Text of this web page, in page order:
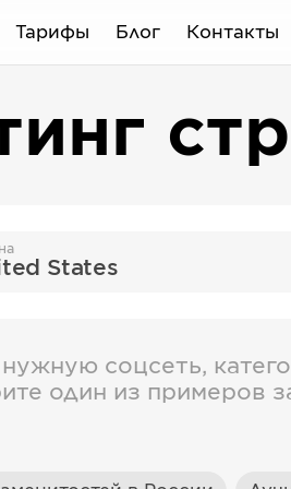
Тарифы Блог Контакты
States
соцсеть,
один из примеров